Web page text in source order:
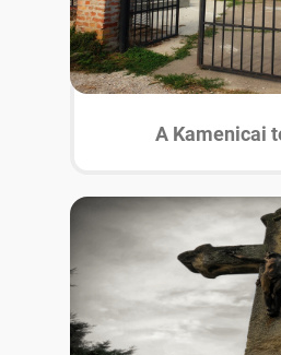
A Kamenicai